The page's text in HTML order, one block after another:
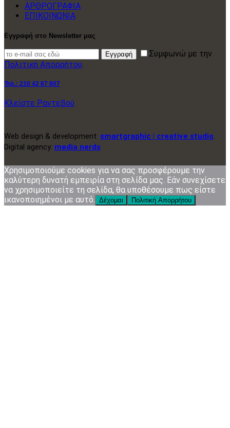
ΑΡΘΡΟΓΡΑΦΙΑ
ΕΠΙΚΟΙΝΩΝΙΑ
Εγγραφή στο Newsletter μας
Εγγραφή
Συμφωνώ με την
Πολιτική Απορρήτου.
Τηλ.: 210 42 87 807
Κλείστε Ραντεβού
Web design & development: smartgraphic | creative studio.
Digital agency: media nerds
Χρησιμοποιούμε cookies για να σας προσφέρουμε την
καλύτερη δυνατή εμπειρία στη σελίδα μας. Εάν συνεχίσετε
να χρησιμοποιείτε τη σελίδα, θα υποθέσουμε πως είστε
ικανοποιημένοι με αυτό. Δέχομαι Πολιτική Απορρήτου